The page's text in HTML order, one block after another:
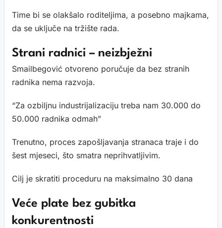
Time bi se olakšalo roditeljima, a posebno majkama,
da se uključe na tržište rada.
Strani radnici – neizbježni
Smailbegović otvoreno poručuje da bez stranih
radnika nema razvoja.
“Za ozbiljnu industrijalizaciju treba nam 30.000 do
50.000 radnika odmah”
Trenutno, proces zapošljavanja stranaca traje i do
šest mjeseci, što smatra neprihvatljivim.
Cilj je skratiti proceduru na maksimalno 30 dana
Veće plate bez gubitka
konkurentnosti